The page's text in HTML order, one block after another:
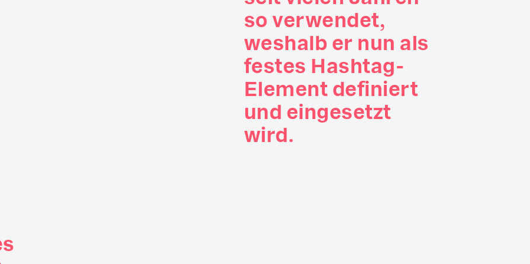
so verwendet,
weshalb er nun als
festes Hashtag-
Element definiert
und eingesetzt
wird.